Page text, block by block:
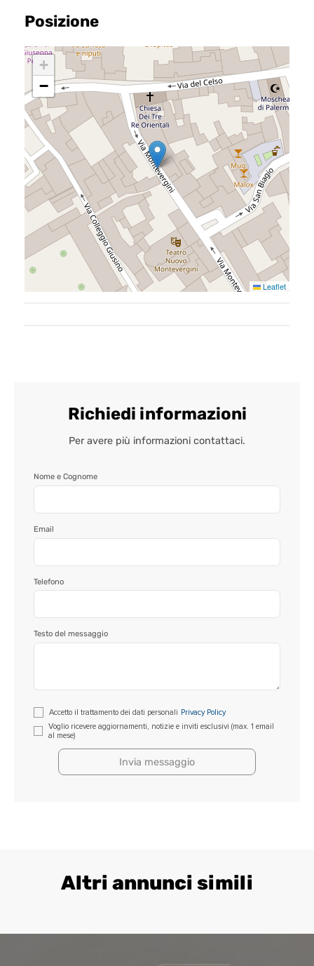
Chi siamo
Il team
Formula BRAVA
Servizi per i clienti
Servizi per gli agenti
I nostri immobili
Blog
Posizione
+
−
Leaflet
Richiedi informazioni
Per avere più informazioni contattaci.
Nome e Cognome
Email
Telefono
Testo del messaggio
prega
vuoto
Accetto il trattamento dei dati personali
Privacy Policy
Voglio ricevere aggiornamenti, notizie e inviti esclusivi (max. 1 email
al mese)
Altri annunci simili